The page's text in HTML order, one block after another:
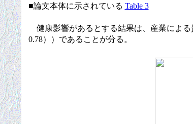
■論文本体に示されている Table 3
健康影響があるとする結果は、産業による
0.78））であることが分る。